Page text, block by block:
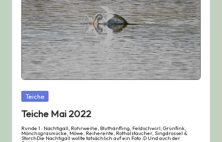
Posted
in Teiche
Teiche Mai 2022
Runde 1 : Nachtigall, Rohrweihe, Bluthänfling, Feldschwirl, Grünfink,
Mönchsgrasmücke, Möwe, Reiherente, Rothalstaucher, Singdrossel &
StorchDie Nachtigall wollte tatsächlich auf ein Foto :D Und auch der